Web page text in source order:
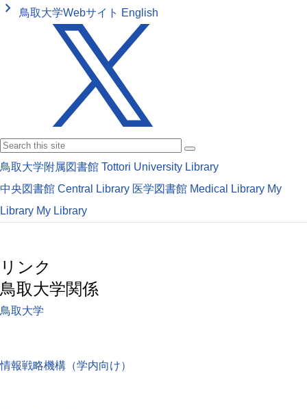
keyboard_arrow_right 鳥取大学Webサイト English
鳥取大学附属図書館 Tottori University Library
中央図書館 Central Library 医学図書館 Medical Library My
Library My Library
リンク
鳥取大学関係
鳥取大学
情報戦略機構（学内向け）